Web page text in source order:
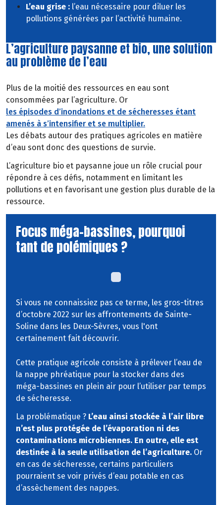
L’eau grise : l’eau nécessaire pour diluer les
pollutions générées par l’activité humaine.
L’agriculture paysanne et bio, une solution
au problème de l’eau
Plus de la moitié des ressources en eau sont
consommées par l’agriculture. Or
les épisodes d’inondations et de sécheresses étant
amenés à s’intensifier et se multiplier.
Les débats autour des pratiques agricoles en matière
d’eau sont donc des questions de survie.
L’agriculture bio et paysanne joue un rôle crucial pour
répondre à ces défis, notamment en limitant les
pollutions et en favorisant une gestion plus durable de la
ressource.
Focus méga-bassines, pourquoi
tant de polémiques ?
Si vous ne connaissiez pas ce terme, les gros-titres
d’octobre 2022 sur les affrontements de Sainte-
Soline dans les Deux-Sèvres, vous l'ont
certainement fait découvrir.
Cette pratique agricole consiste à prélever l’eau de
la nappe phréatique pour la stocker dans des
méga-bassines en plein air pour l’utiliser par temps
de sécheresse.
La problématique ? L’eau ainsi stockée à l’air libre
n’est plus protégée de l’évaporation ni des
contaminations microbiennes. En outre, elle est
destinée à la seule utilisation de l’agriculture. Or
en cas de sécheresse, certains particuliers
pourraient se voir privés d’eau potable en cas
d’assèchement des nappes.